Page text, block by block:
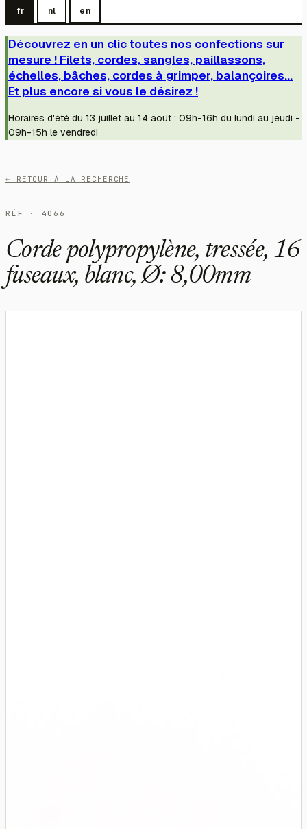
fr nl en
Découvrez en un clic toutes nos confections sur
mesure ! Filets, cordes, sangles, paillassons,
échelles, bâches, cordes à grimper, balançoires...
Et plus encore si vous le désirez !
Horaires d'été du 13 juillet au 14 août : 09h-16h du lundi au jeudi -
09h-15h le vendredi
← RETOUR À LA RECHERCHE
RÉF · 4066
Corde polypropylène, tressée, 16
fuseaux, blanc, Ø: 8,00mm